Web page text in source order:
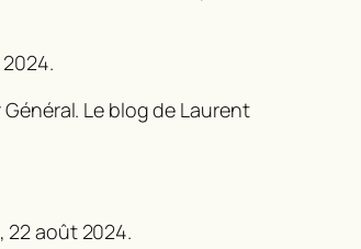
Le blog de Laurent
, 22 août 2024.